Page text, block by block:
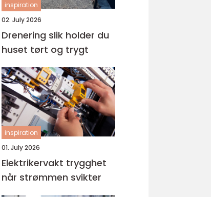
inspiration
02. July 2026
Drenering slik holder du
huset tørt og trygt
inspiration
01. July 2026
Elektrikervakt trygghet
når strømmen svikter